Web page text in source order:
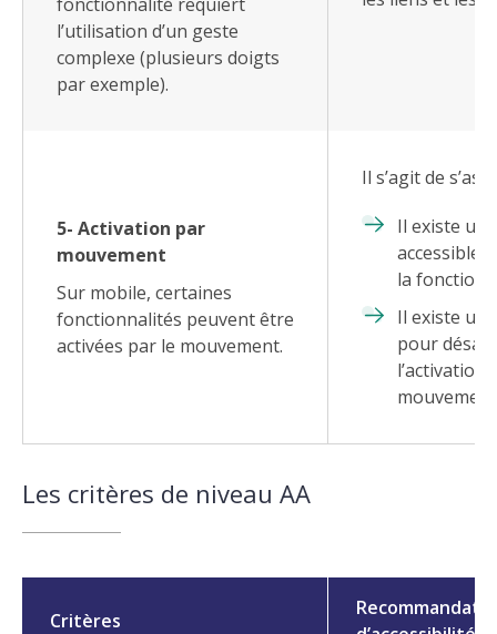
l’utilisation d’un geste
complexe (plusieurs doigts
par exemple).
5- Activation par
mouvement
Sur mobile, certaines
fonctionnalités peuvent être
activées par le mouvement.
Il s’agit de
Il existe
accessible
la
Il existe un
pour
l’activation
Les critères de niveau AA
Critères